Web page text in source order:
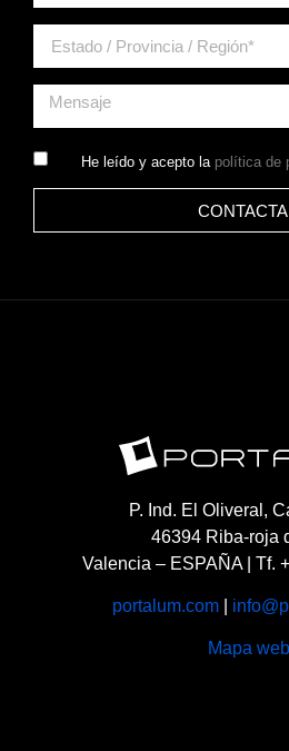
He leído y acepto la política de
P. Ind. El Oliveral,
46394 Riba-roja
Valencia – ESPAÑA | Tf.
portalum.com
Mapa web